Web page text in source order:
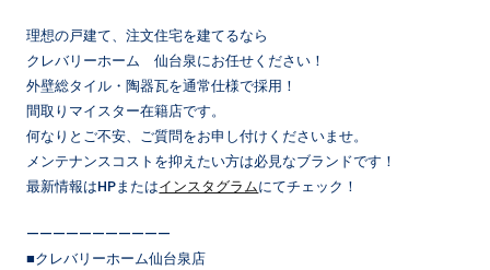
理想の戸建て、注文住宅を建てるなら
クレバリーホーム 仙台泉にお任せください！
外壁総タイル・陶器瓦を通常仕様で採用！
間取りマイスター在籍店です。
何なりとご不安、ご質問をお申し付けくださいませ。
メンテナンスコストを抑えたい方は必見なブランドです！
最新情報はHPまたはインスタグラムにてチェック！
———————————
■クレバリーホーム仙台泉店